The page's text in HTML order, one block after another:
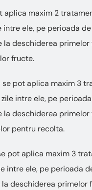
aplica maxim 2
intre ele, pe perioada
la deschiderea primelor
fructe.
pot aplica maxim 3
intre ele, pe
la deschiderea primelor
pentru recolta.
pot aplica maxim 3
intre ele, pe perioada
la deschiderea primelor